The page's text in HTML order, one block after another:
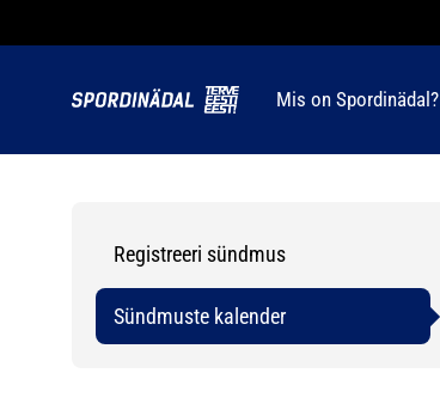
Mis on Spordinädal?
Registreeri sündmus
Sündmuste kalender